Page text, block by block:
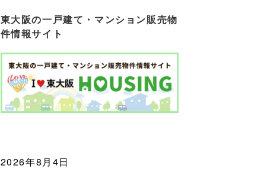
東大阪の一戸建て・マンション販売物
件情報サイト
2026年8月4日